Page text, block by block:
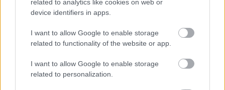
related to analytics like cookies on web or
device identifiers in apps.
I want to allow Google to enable storage
related to functionality of the website or app.
I want to allow Google to enable storage
related to personalization.